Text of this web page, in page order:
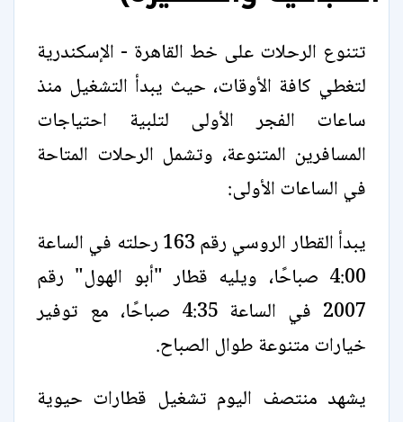
تتنوع الرحلات على خط القاهرة - الإسكندرية
لتغطي كافة الأوقات، حيث يبدأ التشغيل منذ
ساعات الفجر الأولى لتلبية احتياجات
المسافرين المتنوعة، وتشمل الرحلات المتاحة
في الساعات الأولى:
يبدأ القطار الروسي رقم 163 رحلته في الساعة
4:00 صباحًا، ويليه قطار "أبو الهول" رقم
2007 في الساعة 4:35 صباحًا، مع توفير
خيارات متنوعة طوال الصباح.
يشهد منتصف اليوم تشغيل قطارات حيوية